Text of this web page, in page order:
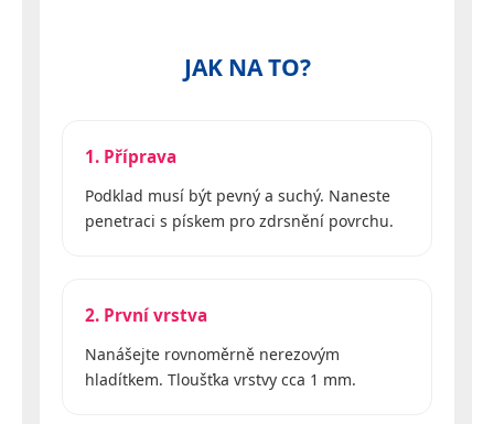
JAK NA TO?
1. Příprava
Podklad musí být pevný a suchý. Naneste
penetraci s pískem pro zdrsnění povrchu.
2. První vrstva
Nanášejte rovnoměrně nerezovým
hladítkem. Tloušťka vrstvy cca 1 mm.